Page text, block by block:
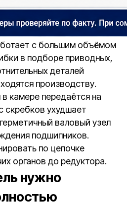
с большим объёмом
в подборе приводных,
деталей
производству.
камере передаётся на
скребков ухудшает
валовый узел
подшипников.
по цепочке
органов до редуктора.
нужно